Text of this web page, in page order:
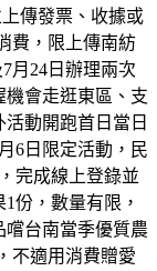
傳發票、收據或
費，限上傳南紡
月24日辦理兩次
會走逛東區、支
動開跑首日當日
6日限定活動，民
完成線上登錄並
份，數量有限，
嚐台南當季優質農
不適用消費贈愛